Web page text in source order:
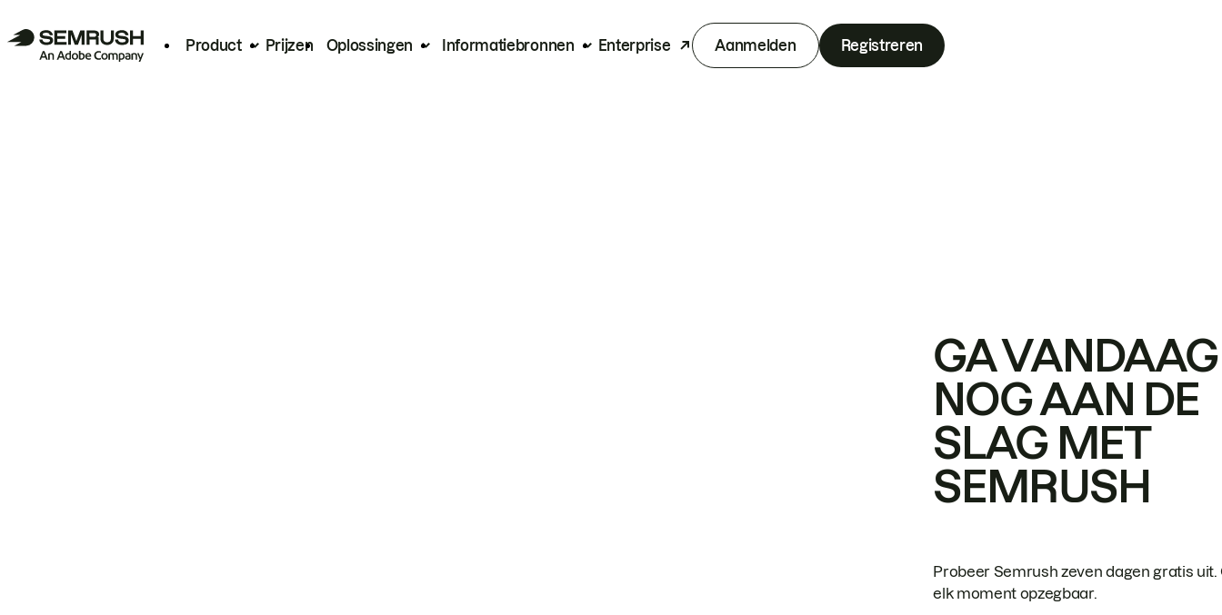
Product Prijzen Oplossingen Informatiebronnen Enterprise Aanmelden Registreren
GA VANDAAG
NOG AAN DE
SLAG MET
SEMRUSH
Probeer Semrush zeven dagen gratis uit.
elk moment opzegbaar.